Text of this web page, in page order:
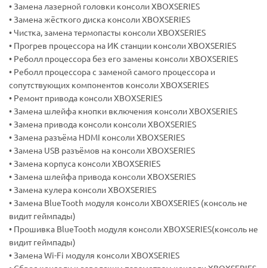
• Замена лазерной головки консоли XBOXSERIES
• Замена жёсткого диска консоли XBOXSERIES
• Чистка, замена термопасты консоли XBOXSERIES
• Прогрев процессора на ИК станции консоли XBOXSERIES
• Реболл процессора без его замены консоли XBOXSERIES
• Реболл процессора с заменой самого процессора и
сопутствующих компонентов консоли XBOXSERIES
• Ремонт привода консоли XBOXSERIES
• Замена шлейфа кнопки включения консоли XBOXSERIES
• Замена привода консоли консоли XBOXSERIES
• Замена разъёма HDMI консоли XBOXSERIES
• Замена USB разъёмов на консоли XBOXSERIES
• Замена корпуса консоли XBOXSERIES
• Замена шлейфа привода консоли XBOXSERIES
• Замена кулера консоли XBOXSERIES
• Замена BlueTooth модуля консоли XBOXSERIES (консоль не
видит геймпады)
• Прошивка BlueTooth модуля консоли XBOXSERIES(консоль не
видит геймпады)
• Замена Wi-Fi модуля консоли XBOXSERIES